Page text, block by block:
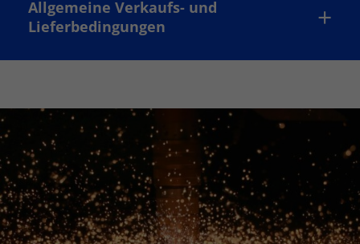
Allgemeine Verkaufs- und
Lieferbedingungen